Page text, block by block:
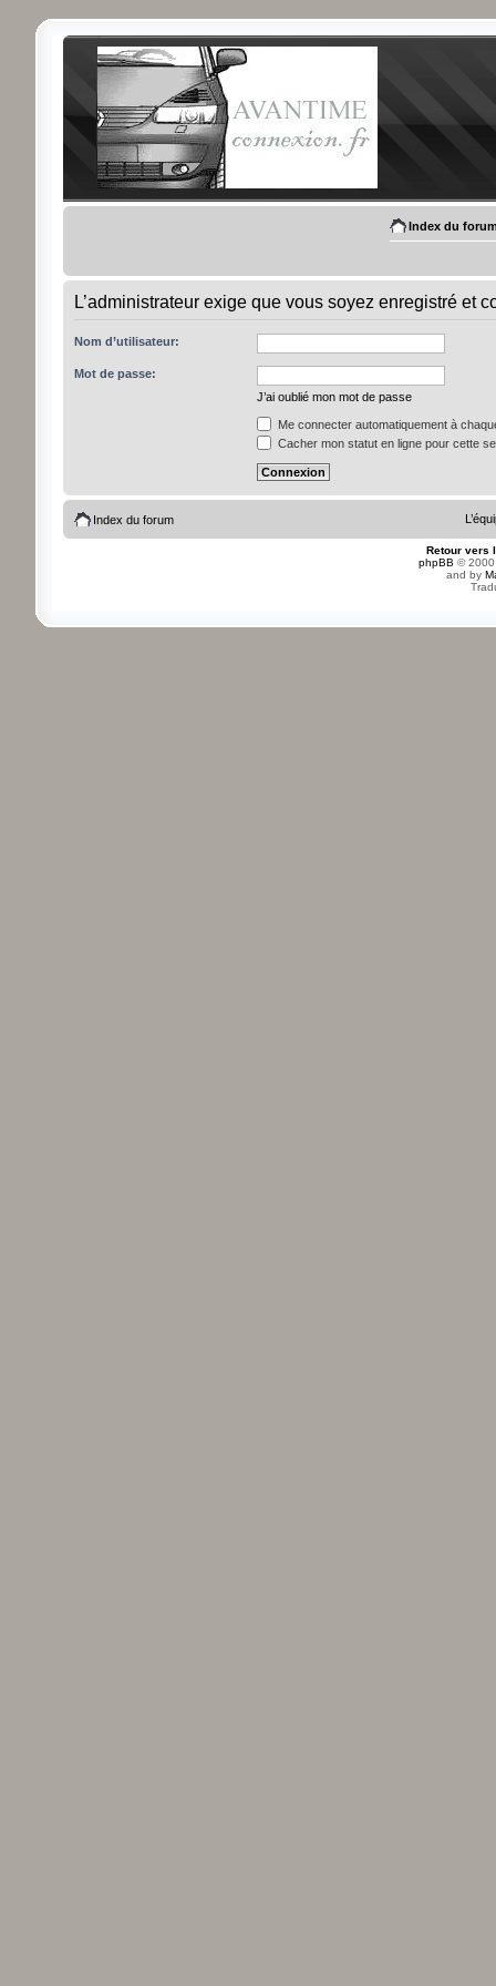
Index du
L’administrateur exige que vous soyez enregistré et
Nom d’utilisateur:
Mot de passe:
J’ai oublié mon mot de passe
Me connecter automatiquement à
Cacher mon statut en ligne pour cette
Index du forum
Retour vers
phpBB ©
and by